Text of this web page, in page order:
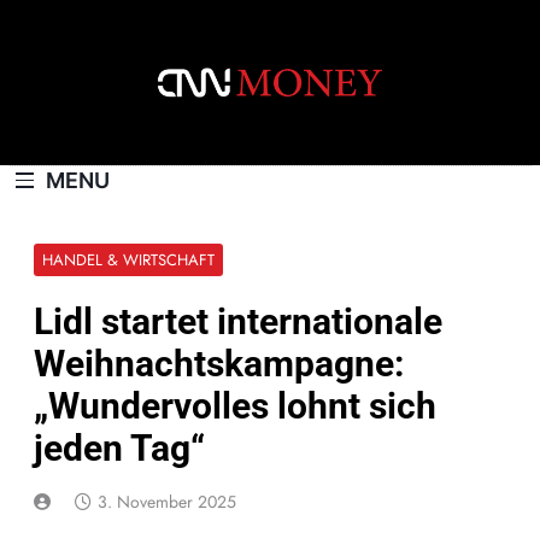
MENU
HANDEL & WIRTSCHAFT
Lidl startet internationale
Weihnachtskampagne:
„Wundervolles lohnt sich
jeden Tag“
3. November 2025